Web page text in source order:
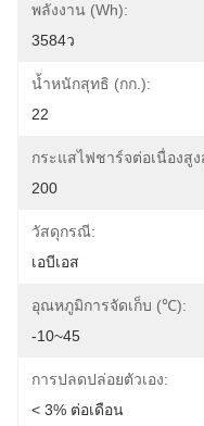
พลังงาน (Wh):
3584ว
น้ำหนักสุทธิ (กก.):
22
กระแสไฟชาร์จต่อเนื่องสู
200
วัสดุกรณี:
เอบีเอส
อุณหภูมิการจัดเก็บ (℃):
-10~45
การปลดปล่อยตัวเอง:
< 3% ต่อเดือน